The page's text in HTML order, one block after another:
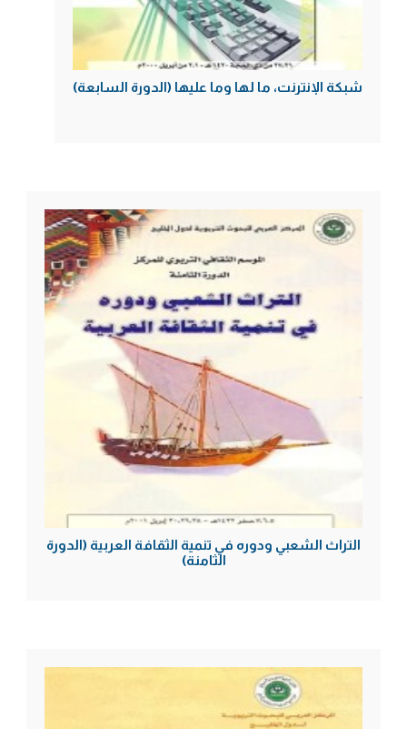
شبكة الإنترنت، ما لها وما عليها (الدورة السابعة)
التراث الشعبي ودوره في تنمية الثقافة العربية (الدورة
الثامنة)